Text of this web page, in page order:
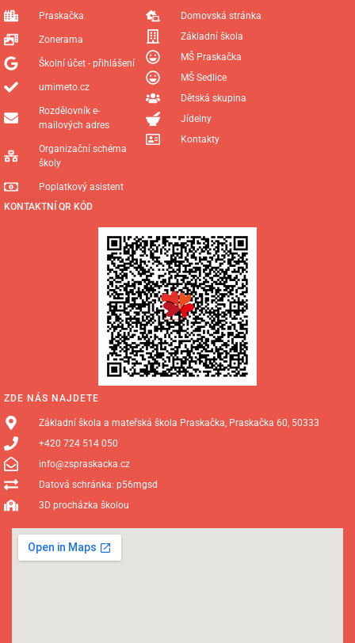
ZDE NÁS NAJDETE
Základní škola a mateřská škola Praskačka, Praskačka 60, 50333
+420 724 514 050
info@zspraskacka.cz
Datová schránka: p56mgsd
3D procházka školou
KONTAKTNÍ QR KÓD
Domovská stránka
Základní škola
MŠ Praskačka
MŠ Sedlice
Dětská skupina
Jídelny
Kontakty
Praskačka
Zonerama
Školní účet - přihlášení
umimeto.cz
Rozdělovník e-
mailových adres
Organizační schéma
školy
Poplatkový asistent